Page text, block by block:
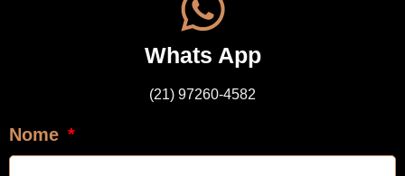
Whats App
(21) 97260-4582
Nome